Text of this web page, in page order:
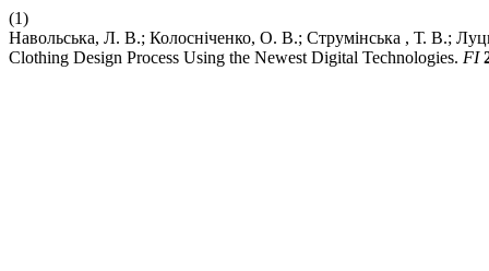
(1)
Навольська, Л. В.; Колосніченко, О. В.; Струмінська , Т. В.;
Clothing Design Process Using the Newest Digital Technologies. FI